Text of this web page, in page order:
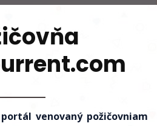
portál venovaný požičovniam